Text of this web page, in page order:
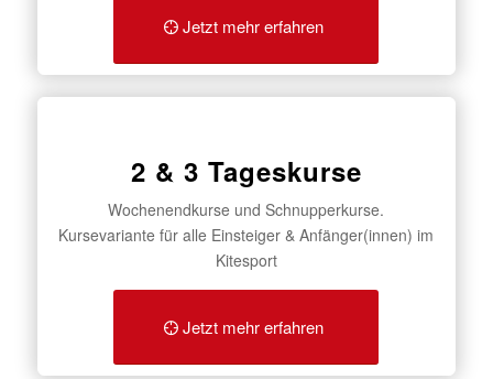
Jetzt mehr erfahren
2 & 3 Tageskurse
Wochenendkurse und Schnupperkurse.
Kursevariante für alle Einsteiger & Anfänger(innen) im
Kitesport
Jetzt mehr erfahren